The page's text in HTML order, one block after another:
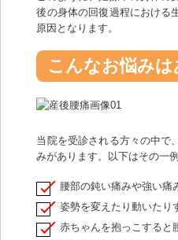
後の身体の回復過程における
原因となります。
こんなお悩み
当院を受診される方々の中で
みがあります。以下はその一例
腰部の鈍い痛みや強い痛
姿勢を変えたり動いたり
赤ちゃんを抱っこすると